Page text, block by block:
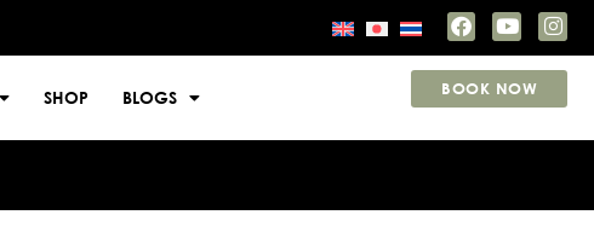
SHOP BLOGS BOOK NOW